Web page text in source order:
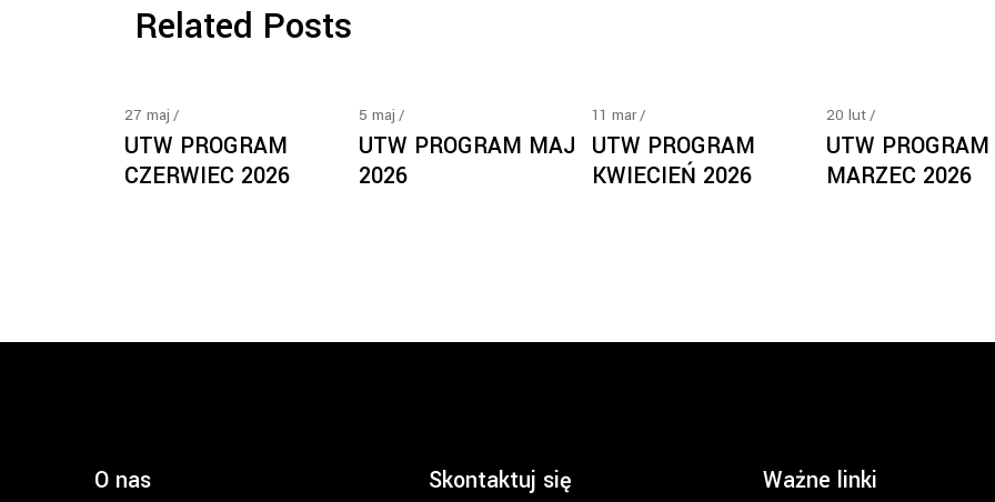
Related Posts
27 maj
UTW PROGRAM
CZERWIEC 2026
5 maj
UTW PROGRAM MAJ
2026
11 mar
UTW PROGRAM
KWIECIEŃ 2026
20 lut
UTW PROGRAM
MARZEC 2026
O nas Skontaktuj się Ważne linki